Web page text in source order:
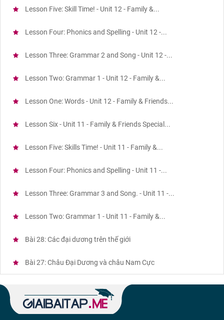
Lesson Five: Skill Time! - Unit 12 - Family &...
Lesson Four: Phonics and Spelling - Unit 12 -...
Lesson Three: Grammar 2 and Song - Unit 12 -...
Lesson Two: Grammar 1 - Unit 12 - Family &...
Lesson One: Words - Unit 12 - Family & Friends...
Lesson Six - Unit 11 - Family & Friends Special...
Lesson Five: Skills Time! - Unit 11 - Family &...
Lesson Four: Phonics and Spelling - Unit 11 -...
Lesson Three: Grammar 3 and Song. - Unit 11 -...
Lesson Two: Grammar 1 - Unit 11 - Family &...
Bài 28: Các đại dương trên thế giới
Bài 27: Châu Đại Dương và châu Nam Cực